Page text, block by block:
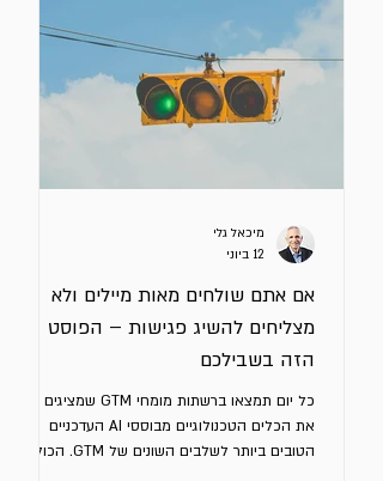
אם אתם שולחים מאות מיילים ולא
מצליחים להשיג פגישות – הפוסט
הזה בשבילכם
כל יום תמצאו ברשתות מומחי GTM שמציגים לכם
את הכלים הטכנולוגיים מבוססי AI העדכניים
הטובים ביותר לשלבים השונים של GTM. הכול
מיכאל גלי
12 ביוני